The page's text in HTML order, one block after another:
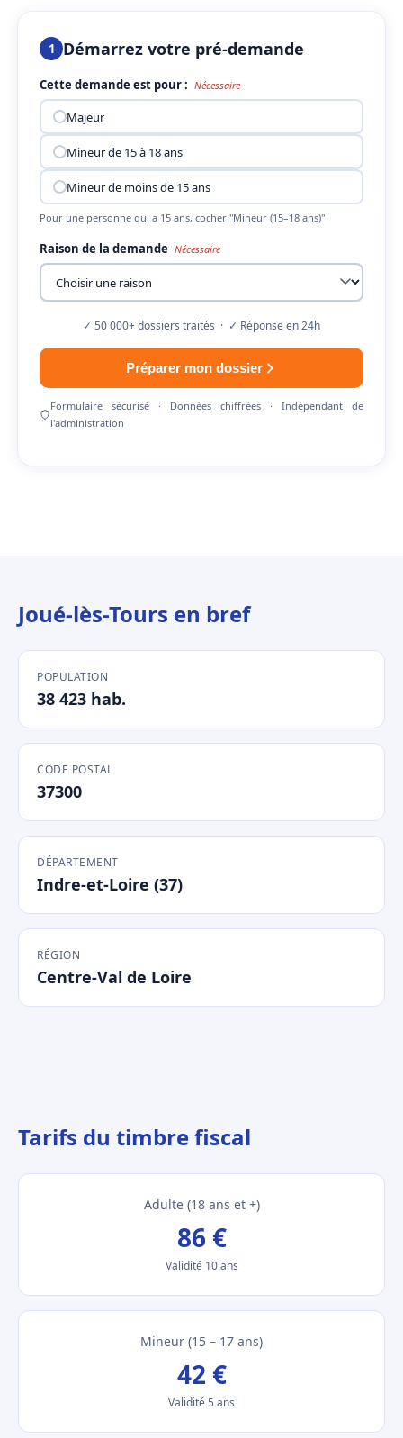
1 Démarrez votre pré-demande
Cette demande est pour : Nécessaire
Majeur
Mineur de 15 à 18 ans
Mineur de moins de 15 ans
Pour une personne qui a 15 ans, cocher "Mineur (15–18 ans)"
Raison de la demande Nécessaire
✓ 50 000+ dossiers traités · ✓ Réponse en 24h
Préparer mon dossier
Formulaire sécurisé · Données chiffrées · Indépendant de
l'administration
Joué-lès-Tours en bref
POPULATION
38 423 hab.
CODE POSTAL
37300
DÉPARTEMENT
Indre-et-Loire (37)
RÉGION
Centre-Val de Loire
Tarifs du timbre fiscal
Adulte (18 ans et +)
86 €
Validité 10 ans
Mineur (15 – 17 ans)
42 €
Validité 5 ans